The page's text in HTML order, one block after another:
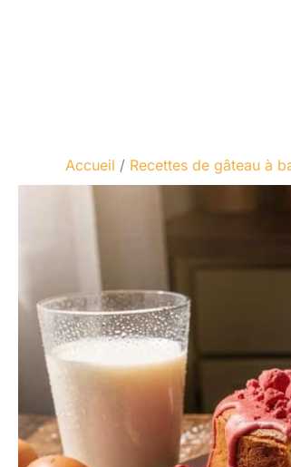
Accueil Recettes de gâteau à